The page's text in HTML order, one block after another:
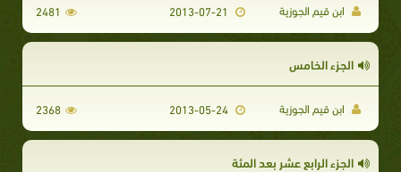
ابن قيم الجوزية 2481
الجزء الخامس
ابن قيم الجوزية 2368
الجزء الرابع عشر بعد المئة